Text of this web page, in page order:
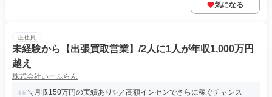
気になる
正社員
未経験から【出張買取営業】/2人に1人が年収1,000万円
越え
株式会社いーふらん
＼月収150万円の実績あり✨／高額インセンでさらに稼ぐチャンス